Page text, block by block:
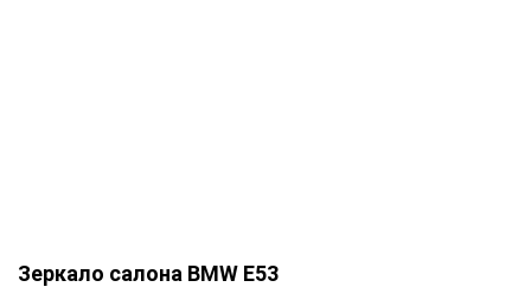
Зеркало салона BMW E53